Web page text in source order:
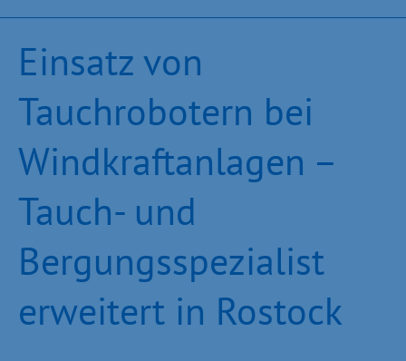
Einsatz von
Tauchrobotern bei
Windkraftanlagen –
Tauch- und
Bergungsspezialist
erweitert in Rostock